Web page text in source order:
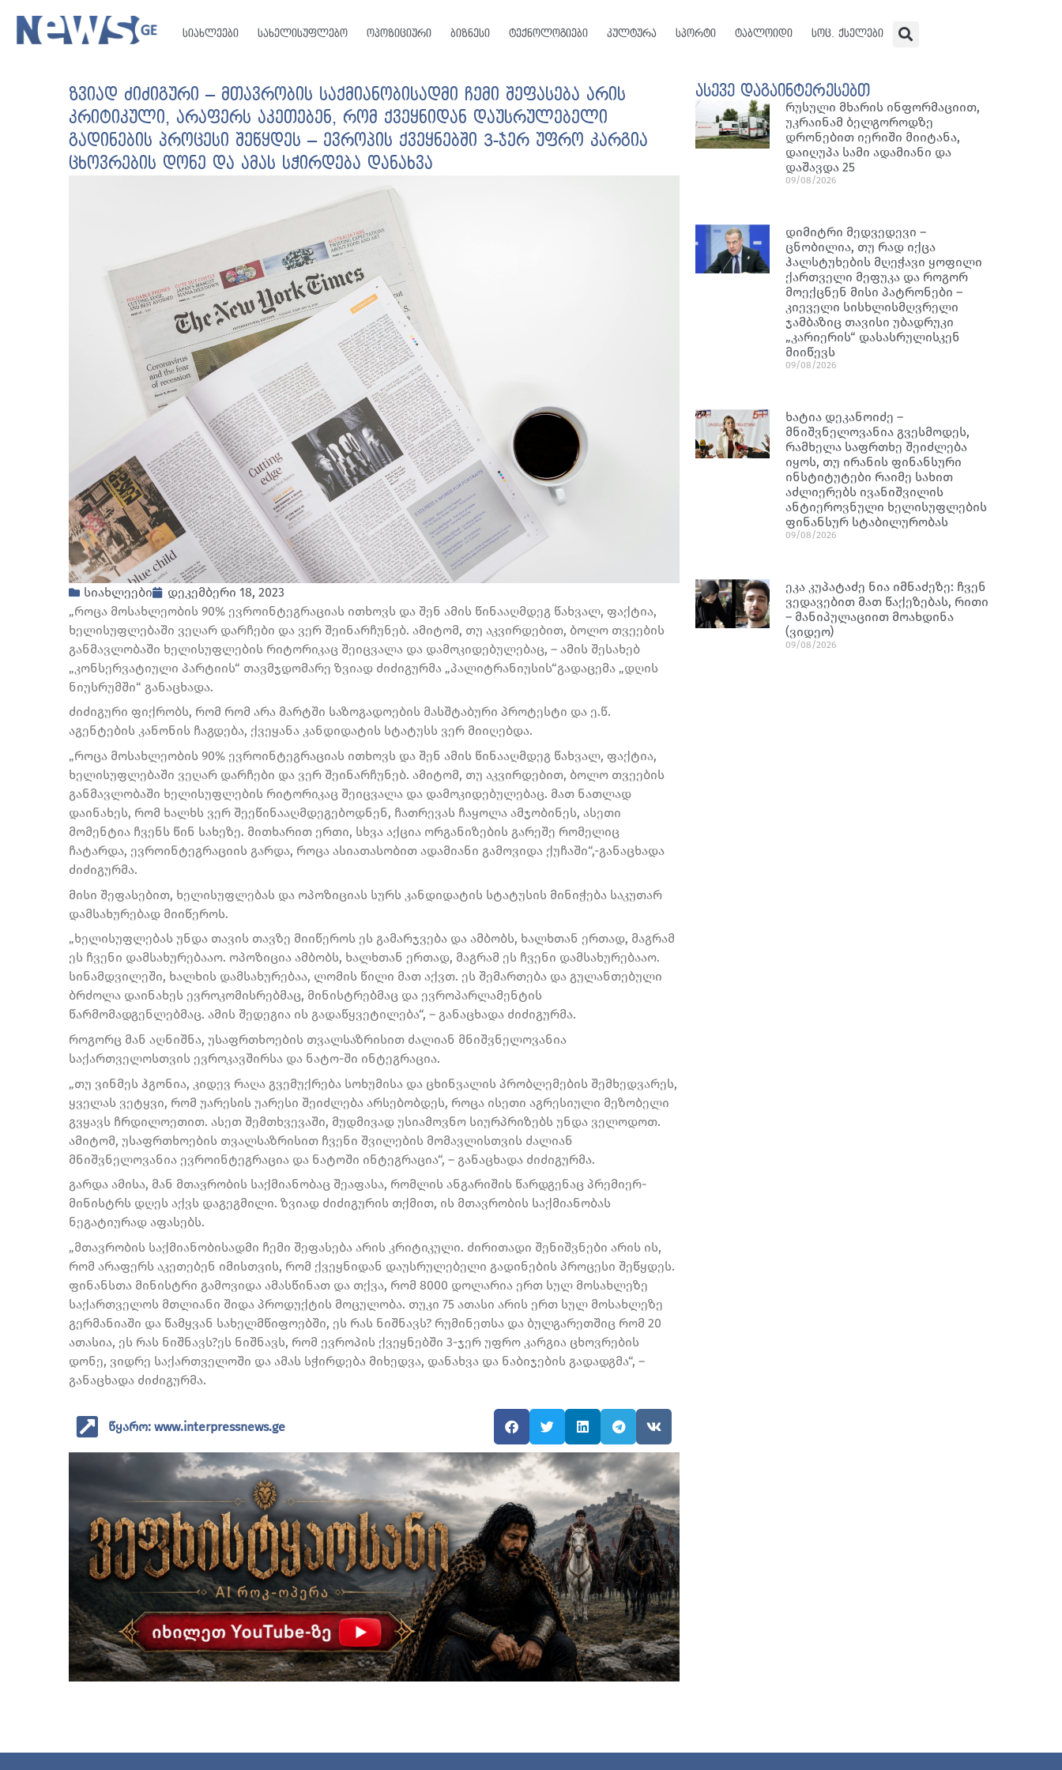
სიახლეები სახელისუფლებო ოპოზიციური ბიზნესი ტექნოლოგიები კულტურა სპორტი ტაბლოიდი სოც. ქსელები
ზვიად ძიძიგური – მთავრობის საქმიანობისადმი ჩემი შეფასება არის
კრიტიკული, არაფერს აკეთებენ, რომ ქვეყნიდან დაუსრულებელი
გადინების პროცესი შეწყდეს – ევროპის ქვეყნებში 3-ჯერ უფრო კარგია
ცხოვრების დონე და ამას სჭირდება დანახვა
სიახლეები
დეკემბერი 18, 2023
„როცა მოსახლეობის 90% ევროინტეგრაციას ითხოვს და შენ ამის წინააღმდეგ წახვალ, ფაქტია,
ხელისუფლებაში ვეღარ დარჩები და ვერ შეინარჩუნებ. ამიტომ, თუ აკვირდებით, ბოლო თვეების
განმავლობაში ხელისუფლების რიტორიკაც შეიცვალა და დამოკიდებულებაც, – ამის შესახებ
„კონსერვატიული პარტიის“ თავმჯდომარე ზვიად ძიძიგურმა „პალიტრანიუსის“გადაცემა „დღის
ნიუსრუმში“ განაცხადა.
ძიძიგური ფიქრობს, რომ რომ არა მარტში საზოგადოების მასშტაბური პროტესტი და ე.წ.
აგენტების კანონის ჩაგდება, ქვეყანა კანდიდატის სტატუსს ვერ მიიღებდა.
„როცა მოსახლეობის 90% ევროინტეგრაციას ითხოვს და შენ ამის წინააღმდეგ წახვალ, ფაქტია,
ხელისუფლებაში ვეღარ დარჩები და ვერ შეინარჩუნებ. ამიტომ, თუ აკვირდებით, ბოლო თვეების
განმავლობაში ხელისუფლების რიტორიკაც შეიცვალა და დამოკიდებულებაც. მათ ნათლად
დაინახეს, რომ ხალხს ვერ შეეწინააღმდეგებოდნენ, ჩათრევას ჩაყოლა ამჯობინეს, ასეთი
მომენტია ჩვენს წინ სახეზე. მითხარით ერთი, სხვა აქცია ორგანიზების გარეშე რომელიც
ჩატარდა, ევროინტეგრაციის გარდა, როცა ასიათასობით ადამიანი გამოვიდა ქუჩაში“,-განაცხადა
ძიძიგურმა.
მისი შეფასებით, ხელისუფლებას და ოპოზიციას სურს კანდიდატის სტატუსის მინიჭება საკუთარ
დამსახურებად მიიწეროს.
„ხელისუფლებას უნდა თავის თავზე მიიწეროს ეს გამარჯვება და ამბობს, ხალხთან ერთად, მაგრამ
ეს ჩვენი დამსახურებააო. ოპოზიცია ამბობს, ხალხთან ერთად, მაგრამ ეს ჩვენი დამსახურებააო.
სინამდვილეში, ხალხის დამსახურებაა, ლომის წილი მათ აქვთ. ეს შემართება და გულანთებული
ბრძოლა დაინახეს ევროკომისრებმაც, მინისტრებმაც და ევროპარლამენტის
წარმომადგენლებმაც. ამის შედეგია ის გადაწყვეტილება“, – განაცხადა ძიძიგურმა.
როგორც მან აღნიშნა, უსაფრთხოების თვალსაზრისით ძალიან მნიშვნელოვანია
საქართველოსთვის ევროკავშირსა და ნატო-ში ინტეგრაცია.
„თუ ვინმეს ჰგონია, კიდევ რაღა გვემუქრება სოხუმისა და ცხინვალის პრობლემების შემხედვარეს,
ყველას ვეტყვი, რომ უარესის უარესი შეიძლება არსებობდეს, როცა ისეთი აგრესიული მეზობელი
გვყავს ჩრდილოეთით. ასეთ შემთხვევაში, მუდმივად უსიამოვნო სიურპრიზებს უნდა ველოდოთ.
ამიტომ, უსაფრთხოების თვალსაზრისით ჩვენი შვილების მომავლისთვის ძალიან
მნიშვნელოვანია ევროინტეგრაცია და ნატოში ინტეგრაცია“, – განაცხადა ძიძიგურმა.
გარდა ამისა, მან მთავრობის საქმიანობაც შეაფასა, რომლის ანგარიშის წარდგენაც პრემიერ-
მინისტრს დღეს აქვს დაგეგმილი. ზვიად ძიძიგურის თქმით, ის მთავრობის საქმიანობას
ნეგატიურად აფასებს.
„მთავრობის საქმიანობისადმი ჩემი შეფასება არის კრიტიკული. ძირითადი შენიშვნები არის ის,
რომ არაფერს აკეთებენ იმისთვის, რომ ქვეყნიდან დაუსრულებელი გადინების პროცესი შეწყდეს.
ფინანსთა მინისტრი გამოვიდა ამასწინათ და თქვა, რომ 8000 დოლარია ერთ სულ მოსახლეზე
საქართველოს მთლიანი შიდა პროდუქტის მოცულობა. თუკი 75 ათასი არის ერთ სულ მოსახლეზე
გერმანიაში და წამყვან სახელმწიფოებში, ეს რას ნიშნავს? რუმინეთსა და ბულგარეთშიც რომ 20
ათასია, ეს რას ნიშნავს?ეს ნიშნავს, რომ ევროპის ქვეყნებში 3-ჯერ უფრო კარგია ცხოვრების
დონე, ვიდრე საქართველოში და ამას სჭირდება მიხედვა, დანახვა და ნაბიჯების გადადგმა“, –
განაცხადა ძიძიგურმა.
წყარო: www.interpressnews.ge
ასევე დაგაინტერესებთ
რუსული მხარის ინფორმაციით,
უკრაინამ ბელგოროდზე
დრონებით იერიში მიიტანა,
დაიღუპა სამი ადამიანი და
დაშავდა 25
09/08/2026
დიმიტრი მედვედევი –
ცნობილია, თუ რად იქცა
ჰალსტუხების მღეჭავი ყოფილი
ქართველი მეფუკა და როგორ
მოექცნენ მისი პატრონები –
კიეველი სისხლისმღვრელი
ჯამბაზიც თავისი უბადრუკი
„კარიერის“ დასასრულისკენ
მიიწევს
09/08/2026
ხატია დეკანოიძე –
მნიშვნელოვანია გვესმოდეს,
რამხელა საფრთხე შეიძლება
იყოს, თუ ირანის ფინანსური
ინსტიტუტები რაიმე სახით
აძლიერებს ივანიშვილის
ანტიეროვნული ხელისუფლების
ფინანსურ სტაბილურობას
09/08/2026
ეკა კუპატაძე ნია იმნაძეზე: ჩვენ
ვედავებით მათ წაქეზებას, რითი
– მანიპულაციით მოახდინა
(ვიდეო)
09/08/2026